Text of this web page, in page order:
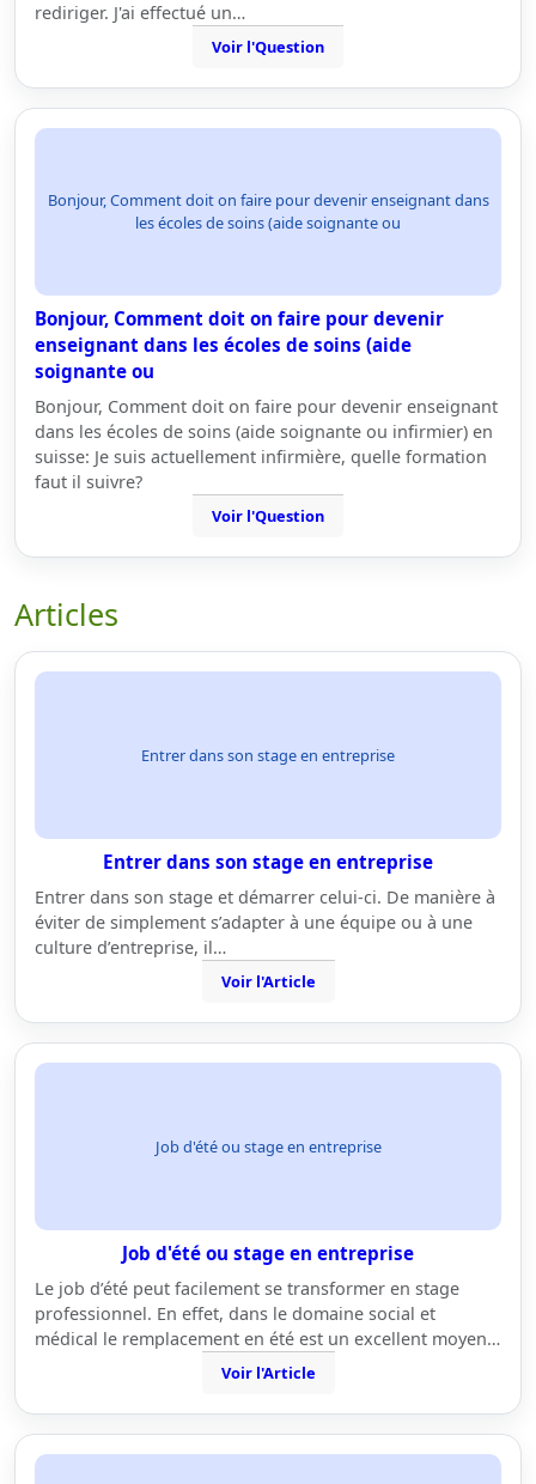
rediriger. J'ai effectué un…
Voir l'Question
Bonjour, Comment doit on faire pour devenir enseignant dans
les écoles de soins (aide soignante ou
Bonjour, Comment doit on faire pour devenir
enseignant dans les écoles de soins (aide
soignante ou
Bonjour, Comment doit on faire pour devenir enseignant
dans les écoles de soins (aide soignante ou infirmier) en
suisse: Je suis actuellement infirmière, quelle formation
faut il suivre?
Voir l'Question
Articles
Entrer dans son stage en entreprise
Entrer dans son stage en entreprise
Entrer dans son stage et démarrer celui-ci. De manière à
éviter de simplement s’adapter à une équipe ou à une
culture d’entreprise, il…
Voir l'Article
Job d'été ou stage en entreprise
Job d'été ou stage en entreprise
Le job d’été peut facilement se transformer en stage
professionnel. En effet, dans le domaine social et
médical le remplacement en été est un excellent moyen…
Voir l'Article